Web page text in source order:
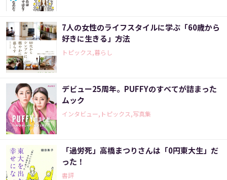
7人の女性のライフスタイルに学ぶ「60歳から
好きに生きる」方法
トピックス,暮らし
デビュー25周年。PUFFYのすべてが詰まった
ムック
インタビュー,トピックス,写真集
「過労死」高橋まつりさんは「0円東大生」だ
った！
書評